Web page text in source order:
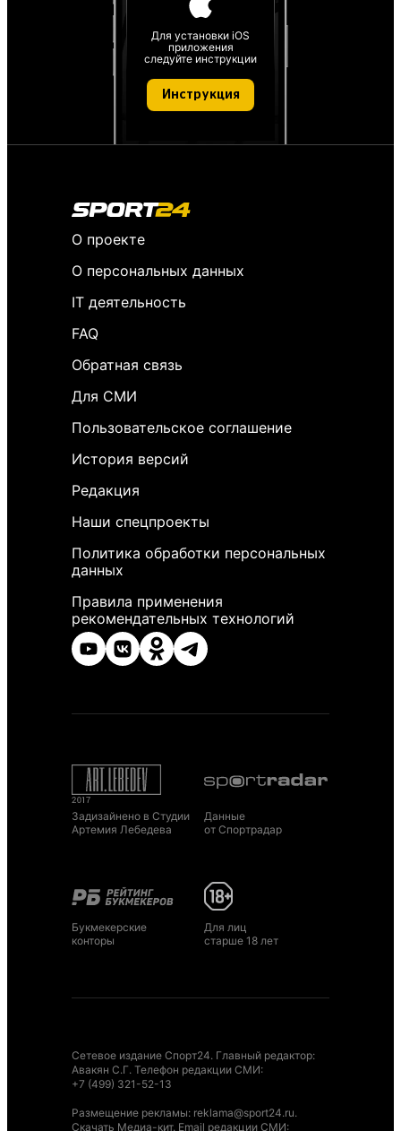
Для установки iOS
приложения
следуйте инструкции
Инструкция
О проекте
О персональных данных
IT деятельность
FAQ
Обратная связь
Для СМИ
Пользовательское соглашение
История версий
Редакция
Наши спецпроекты
Политика обработки персональных
данных
Правила применения
рекомендательных технологий
Задизайнено в Студии
Артемия Лебедева
Данные
от Спортрадар
Букмекерские
конторы
Для лиц
старше 18 лет
Сетевое издание Спорт24. Главный редактор:
Авакян С.Г. Телефон редакции СМИ:
+7 (499) 321-52-13
Размещение рекламы: reklama@sport24.ru.
Скачать Медиа-кит. Email редакции СМИ: